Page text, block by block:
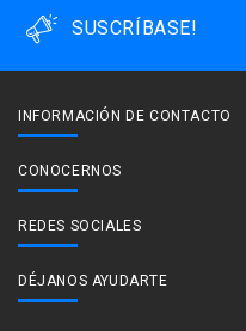
SUSCRÍBASE!
INFORMACIÓN DE CONTACTO
CONOCERNOS
REDES SOCIALES
DÉJANOS AYUDARTE